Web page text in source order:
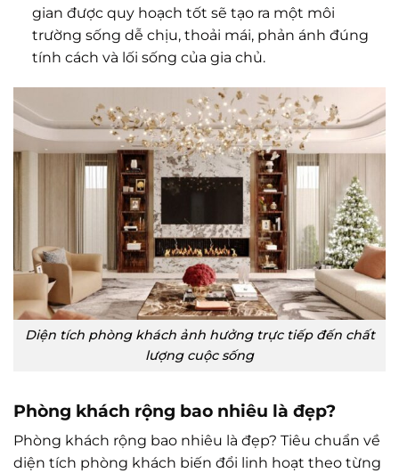
gian được quy hoạch tốt sẽ tạo ra một môi
trường sống dễ chịu, thoải mái, phản ánh đúng
tính cách và lối sống của gia chủ.
Diện tích phòng khách ảnh hưởng trực tiếp đến chất
lượng cuộc sống
Phòng khách rộng bao nhiêu là đẹp?
Phòng khách rộng bao nhiêu là đẹp? Tiêu chuẩn về
diện tích phòng khách biến đổi linh hoạt theo từng